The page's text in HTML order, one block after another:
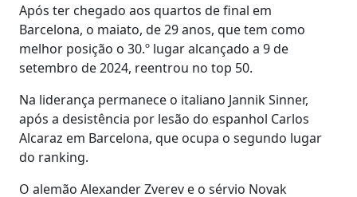
Após ter chegado aos quartos de final em
Barcelona, o maiato, de 29 anos, que tem como
melhor posição o 30.º lugar alcançado a 9 de
setembro de 2024, reentrou no top 50.
Na liderança permanece o italiano Jannik Sinner,
após a desistência por lesão do espanhol Carlos
Alcaraz em Barcelona, que ocupa o segundo lugar
do ranking.
O alemão Alexander Zverev e o sérvio Novak